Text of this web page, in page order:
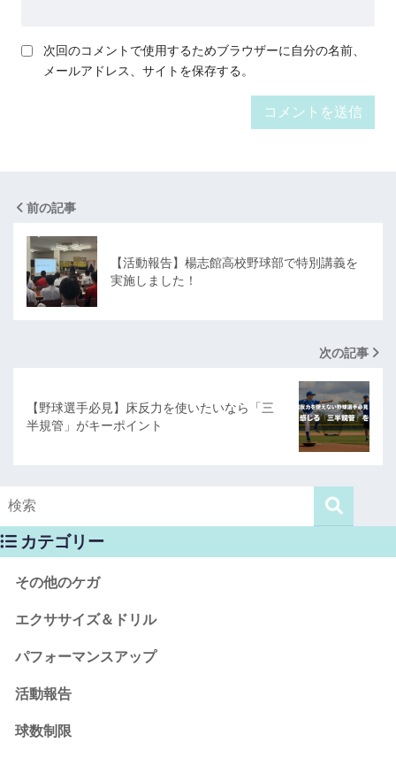
次回のコメントで使用するためブラウザーに自分の名前、
メールアドレス、サイトを保存する。
前の記事
【活動報告】楊志館高校野球部で特別講義を
実施しました！
次の記事
【野球選手必見】床反力を使いたいなら「三
半規管」がキーポイント
カテゴリー
その他のケガ
エクササイズ＆ドリル
パフォーマンスアップ
活動報告
球数制限